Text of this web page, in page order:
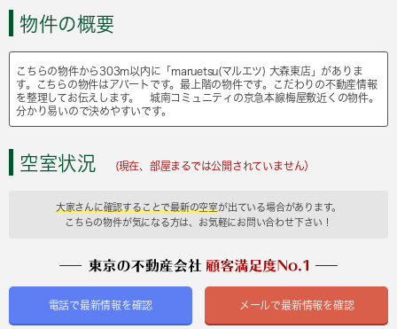
物件の概要
こちらの物件から303m以内に「maruetsu(マルエツ) 大森東店」がありま
す。こちらの物件はアパートです。最上階の物件です。こだわりの不動産情報
を整理してお伝えします。 城南コミュニティの京急本線梅屋敷近くの物件。
分かり易いので決めやすいです。
空室状況 (現在、部屋まるでは公開されていません）
大家さんに確認することで最新の空室が出ている場合があります。
こちらの物件が気になる方は、お気軽にお問い合わせ下さい！
電話で最新情報を確認 メールで最新情報を確認